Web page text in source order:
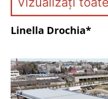
Linella Drochia*